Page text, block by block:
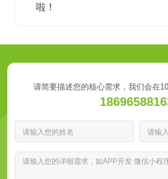
啦！
请简要描述您的核心需求，我们会在